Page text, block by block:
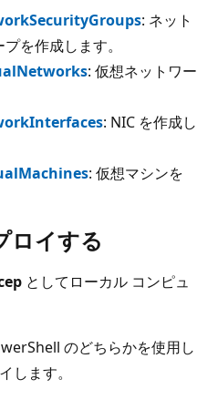
: ネット
を作成します。
: 仮想ネットワー
: NIC を作成し
: 仮想マシンを
ロイする
としてローカル コンピュ
のどちらかを使用し
します。